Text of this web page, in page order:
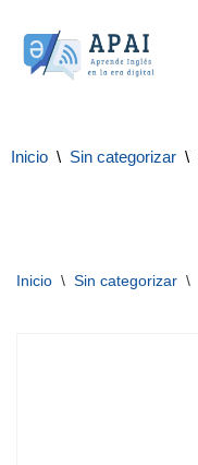
Saltar
Inicio \ Sin categorizar \
Inicio \ Sin categorizar \